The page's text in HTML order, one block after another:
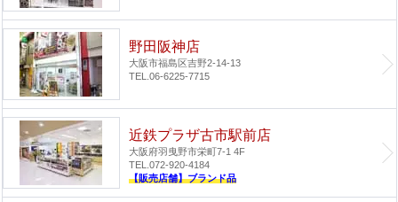
野田阪神店
大阪市福島区吉野2-14-13
TEL.06-6225-7715
近鉄プラザ古市駅前店
大阪府羽曳野市栄町7-1 4F
TEL.072-920-4184
【販売店舗】ブランド品